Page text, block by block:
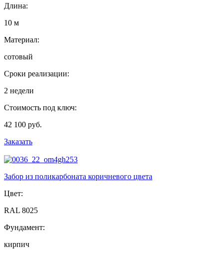
Длина:
10 м
Материал:
сотовый
Сроки реализации:
2 недели
Стоимость под ключ:
42 100 руб.
Заказать
Забор из поликарбоната коричневого цвета
Цвет:
RAL 8025
Фундамент:
кирпич